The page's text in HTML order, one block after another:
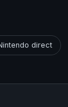
direct